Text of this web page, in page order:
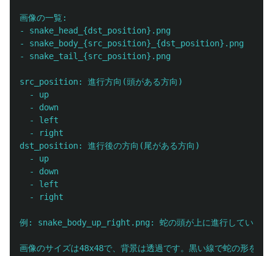
画像の一覧:
- snake_head_{dst_position}.png
- snake_body_{src_position}_{dst_position}.png
- snake_tail_{src_position}.png
src_position: 進行方向(頭がある方向)
  - up
  - down
  - left
  - right
dst_position: 進行後の方向(尾がある方向)
  - up
  - down
  - left
  - right
例: snake_body_up_right.png: 蛇の頭が上に進行していて、
画像のサイズは48x48で、背景は透過です。黒い線で蛇の形を書